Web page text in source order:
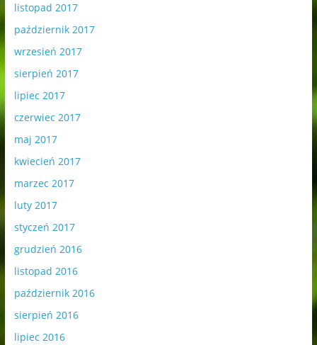
listopad 2017
październik 2017
wrzesień 2017
sierpień 2017
lipiec 2017
czerwiec 2017
maj 2017
kwiecień 2017
marzec 2017
luty 2017
styczeń 2017
grudzień 2016
listopad 2016
październik 2016
sierpień 2016
lipiec 2016